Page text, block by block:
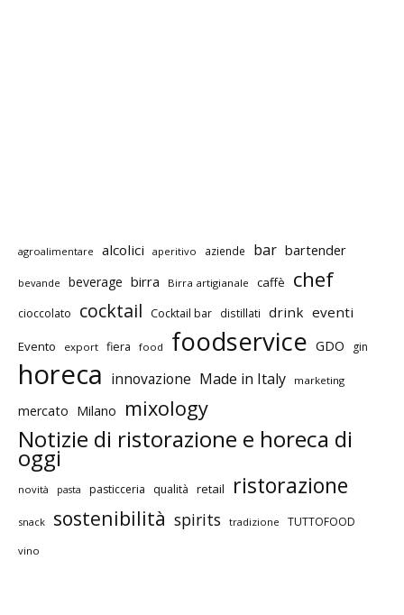
agroalimentare alcolici aperitivo aziende bar bartender
bevande beverage birra Birra artigianale caffè chef
cioccolato cocktail Cocktail bar distillati drink eventi
Evento export fiera food foodservice GDO gin
horeca innovazione Made in Italy marketing
mercato Milano mixology
Notizie di ristorazione e horeca di
oggi
novità pasta pasticceria qualità retail ristorazione
snack sostenibilità spirits tradizione TUTTOFOOD
vino